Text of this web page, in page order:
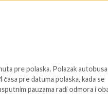
pre polaska. Polazak
pre datuma polaska, kada se
pauzama radi odmora i